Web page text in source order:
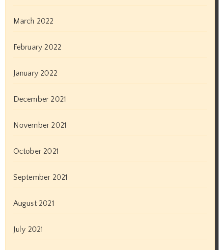
March 2022
February 2022
January 2022
December 2021
November 2021
October 2021
September 2021
August 2021
July 2021